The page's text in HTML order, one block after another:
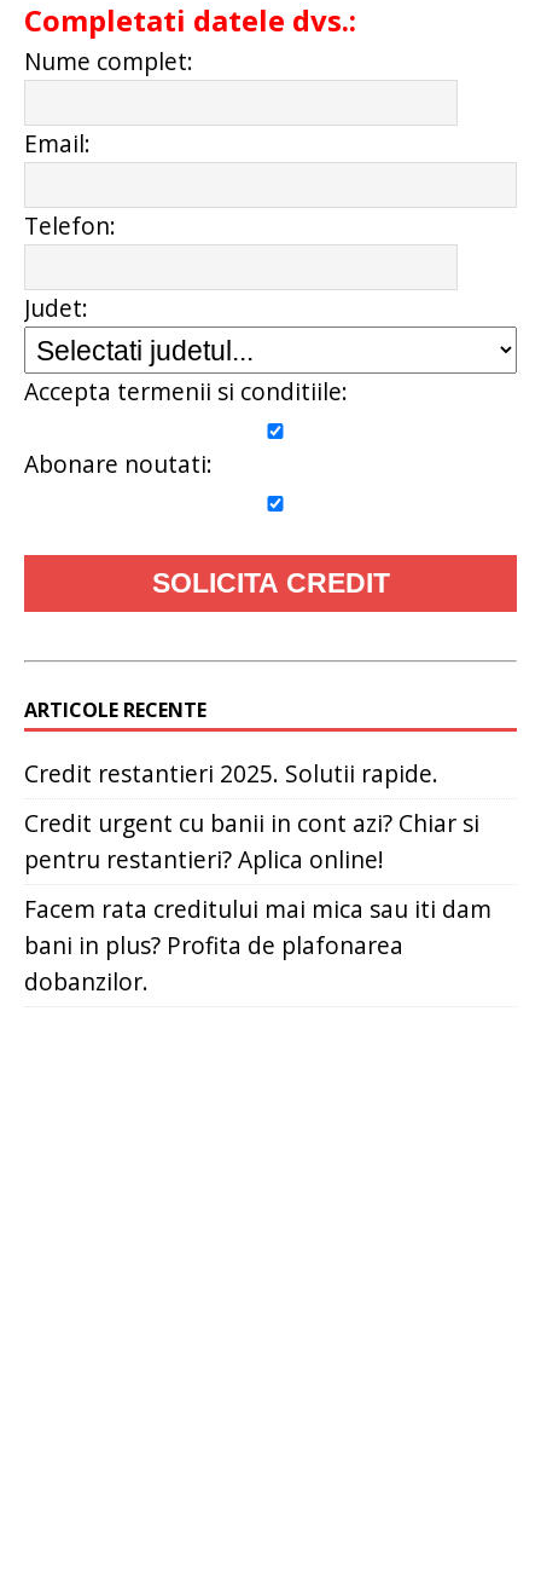
Completati datele dvs.:
Nume complet:
Email:
Telefon:
Judet:
Accepta termenii si conditiile:
Abonare noutati:
ARTICOLE RECENTE
Credit restantieri 2025. Solutii rapide.
Credit urgent cu banii in cont azi? Chiar si
pentru restantieri? Aplica online!
Facem rata creditului mai mica sau iti dam
bani in plus? Profita de plafonarea
dobanzilor.